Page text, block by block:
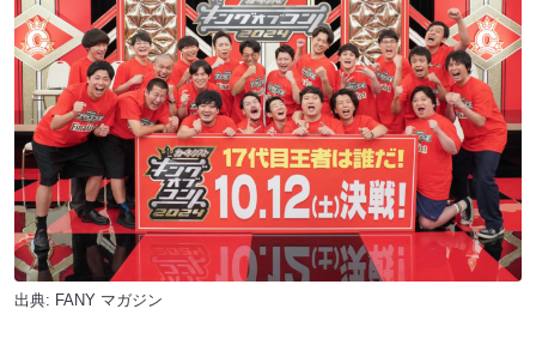
出典: FANY マガジン